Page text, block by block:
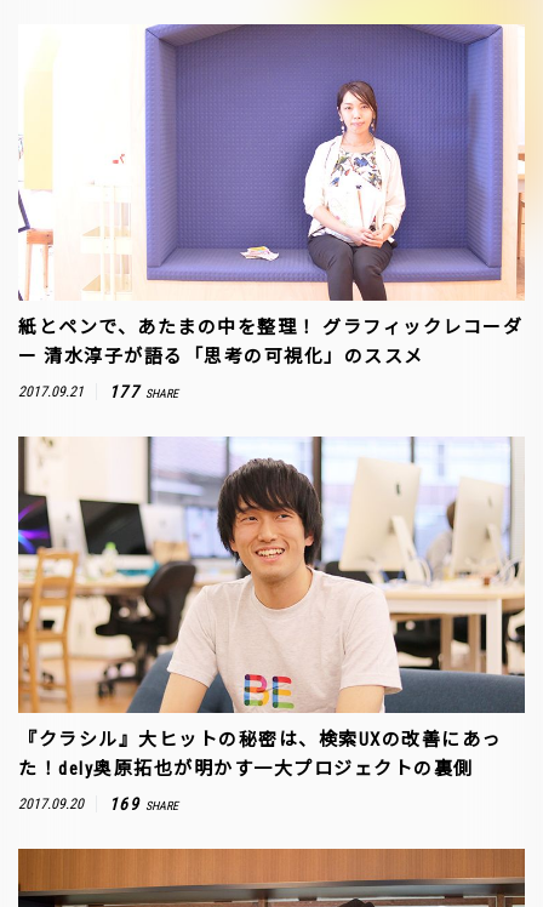
紙とペンで、あたまの中を整理！ グラフィックレコーダ
ー 清水淳子が語る「思考の可視化」のススメ
2017.09.21 177 SHARE
『クラシル』大ヒットの秘密は、検索UXの改善にあっ
た！dely奥原拓也が明かす一大プロジェクトの裏側
2017.09.20 169 SHARE